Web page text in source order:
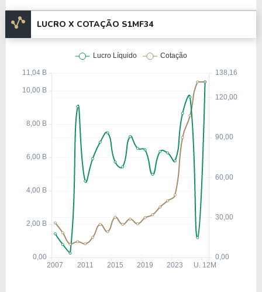
Entre 2020 e 2024, o SMFG ampliou investimentos
em digitalização, fintechs, sustentabilidade (ESG) e
serviços internacionais, consolidando-se como um
dos maiores grupos financeiros do mundo.
Informações Complementares
A empresa Sumitomo Mitsui Financial Group Inc.
(Japão), está listada na NYSE com um valor de
mercado de R$ 164,81 Bilhões, tendo um
patrimônio de R$ 100,41 Bilhões.
Com um total de 86.400 funcionários, a empresa
está listada no setor de
Financeiroe categorizada
na indústria de
Nos últimos 12 meses a empresa teve um
faturamento de R$ 38,12 Bilhões, que gerou um
lucro no valor de R$ 10,52 Bilhões.
LUCRO X COTAÇÃO S1MF34